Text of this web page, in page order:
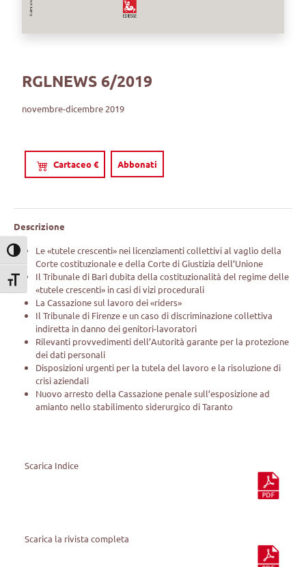
Attiva/disattiva alto contrasto
Attiva/disattiva dimensione testo
RGLNEWS 6/2019
novembre-dicembre 2019
Cartaceo € Abbonati
Descrizione
Le «tutele crescenti» nei licenziamenti collettivi al vaglio della
Corte costituzionale e della Corte di Giustizia dell’Unione
Il Tribunale di Bari dubita della costituzionalità del regime delle
«tutele crescenti» in casi di vizi procedurali
La Cassazione sul lavoro dei «riders»
Il Tribunale di Firenze e un caso di discriminazione collettiva
indiretta in danno dei genitori-lavoratori
Rilevanti provvedimenti dell’Autorità garante per la protezione
dei dati personali
Disposizioni urgenti per la tutela del lavoro e la risoluzione di
crisi aziendali
Nuovo arresto della Cassazione penale sull’esposizione ad
amianto nello stabilimento siderurgico di Taranto
Scarica Indice
Scarica la rivista completa